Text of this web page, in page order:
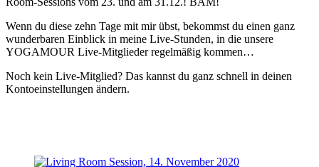
Wenn du diese zehn Tage mit mir übst, bekommst du einen ganz
wunderbaren Einblick in meine Live-Stunden, in die unsere
YOGAMOUR Live-Mitglieder regelmäßig kommen…
Noch kein Live-Mitglied? Das kannst du ganz schnell in deinen
Kontoeinstellungen ändern.